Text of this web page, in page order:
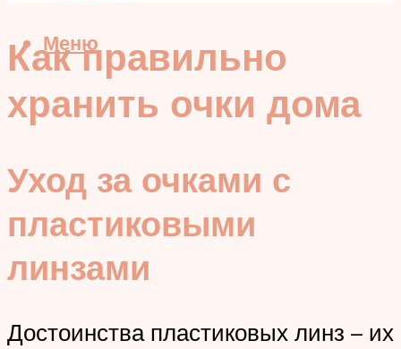
Меню
Как правильно
хранить очки дома
Уход за очками с
пластиковыми
линзами
Достоинства пластиковых линз – их